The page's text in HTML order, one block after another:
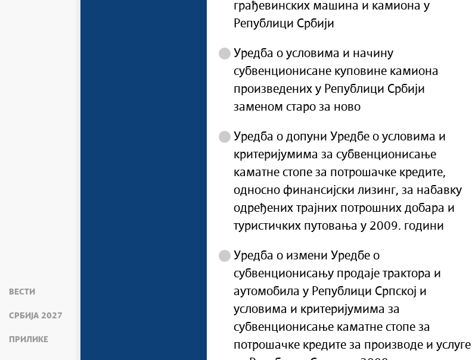
ВЕСТИ
СРБИЈА 2027
ПРИЛИКЕ
грађевинских машина и камиона у
Републици Србији
Уредба о условима и начину
субвенционисане куповине камиона
произведених у Републици Србији
заменом старо за ново
Уредба о допуни Уредбе о условима и
критеријумима за субвенционисање
каматне стопе за потрошачке кредите,
односно финансијски лизинг, за набавку
одређених трајних потрошних добара и
туристичких путовања у 2009. години
Уредба о измени Уредбе о
субвенционисању продаје трактора и
аутомобила у Републици Српској и
условима и критеријумима за
субвенционисање каматне стопе за
потрошачке кредите за производе и услуге